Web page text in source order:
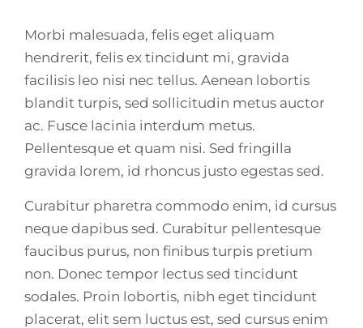
Morbi malesuada, felis eget aliquam
hendrerit, felis ex tincidunt mi, gravida
facilisis leo nisi nec tellus. Aenean lobortis
blandit turpis, sed sollicitudin metus auctor
ac. Fusce lacinia interdum metus.
Pellentesque et quam nisi. Sed fringilla
gravida lorem, id rhoncus justo egestas sed.
Curabitur pharetra commodo enim, id cursus
neque dapibus sed. Curabitur pellentesque
faucibus purus, non finibus turpis pretium
non. Donec tempor lectus sed tincidunt
sodales. Proin lobortis, nibh eget tincidunt
placerat, elit sem luctus est, sed cursus enim